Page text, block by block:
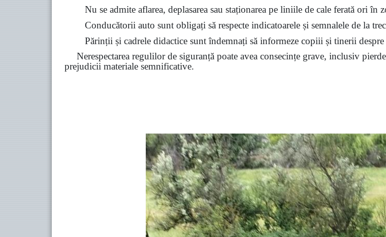
Nu se admite aflarea, deplasarea sau staționarea pe liniile de cale ferată ori în
Conducătorii auto sunt obligați să respecte indicatoarele și semnalele de la
Părinții și cadrele didactice sunt îndemnați să informeze copiii și tinerii
Nerespectarea regulilor de siguranță poate avea consecințe grave, inclusiv
prejudicii materiale semnificative.